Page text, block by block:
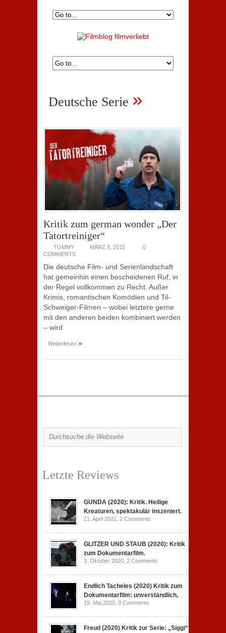
Deutsche Serie »
Kritik zum german wonder „Der
Tatortreiniger“
TOMMY MÄRZ 8, 2015
0
COMMENTS
Die deutsche Film- und Serienlandschaft
hat gemeinhin einen bescheidenen Ruf, in
der Regel vollkommen zu Recht. Außer
Krimis, romantischen Komödien und Til-
Schweiger-Filmen – wobei letztere gerne
mit den anderen beiden kombiniert werden
– wird
Weiterlesen »
Letzte Reviews
GUNDA (2020): Kritik. Heilige
Kreaturen, spektakulär inszeniert.
21. April 2021, 2 Comments
GLITZER UND STAUB (2020): Kritik
zum Dokumentarfilm.
3. Oktober 2020, 2 Comments
Endlich Tacheles (2020) Kritik zum
Dokumentarfilm: unverständlich,
19. Mai 2020, 0 Comments
Freud (2020) Kritik zur Serie: „Siggi“